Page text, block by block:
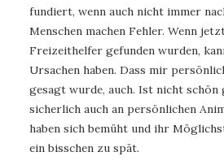
fundiert, wenn auch nicht immer
Menschen machen Fehler. Wenn
Freizeithelfer gefunden wurden,
Ursachen haben. Dass mir
gesagt wurde, auch. Ist nicht schön
sicherlich auch an persönlichen
haben sich bemüht und ihr
ein bisschen zu spät.